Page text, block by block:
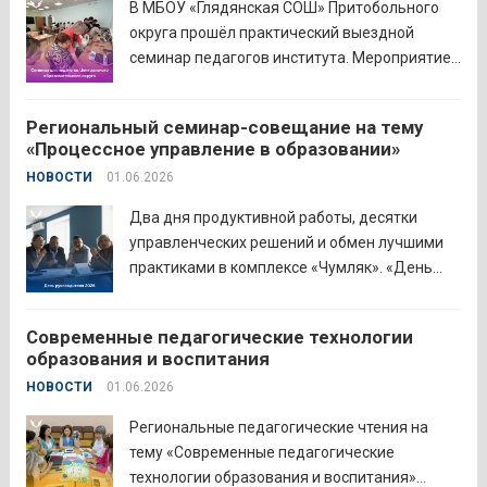
Читать дальше
В МБОУ «Глядянская СОШ» Притобольного
округа прошёл практический выездной
семинар педагогов института. Мероприятие
делегата. Открывая встречу, заместитель
руководителя Управления образования
Притобольного муниципального округа
Наталья Сергеевна Иванова подчеркнула
важность очных практических встреч для...
Региональный семинар-совещание на тему
«Процессное управление в образовании»
НОВОСТИ 01.06.2026
Два дня продуктивной работы, десятки
управленческих решений и обмен лучшими
практиками в комплексе «Чумляк». «День
управления образованием для обсуждения
ключевых задач и развития системы
образования региона. Заместитель
губернатора по социальной политике
Наталья...
Современные педагогические технологии
образования и воспитания
НОВОСТИ 01.06.2026
Региональные педагогические чтения на
тему «Современные педагогические
технологии образования и воспитания»